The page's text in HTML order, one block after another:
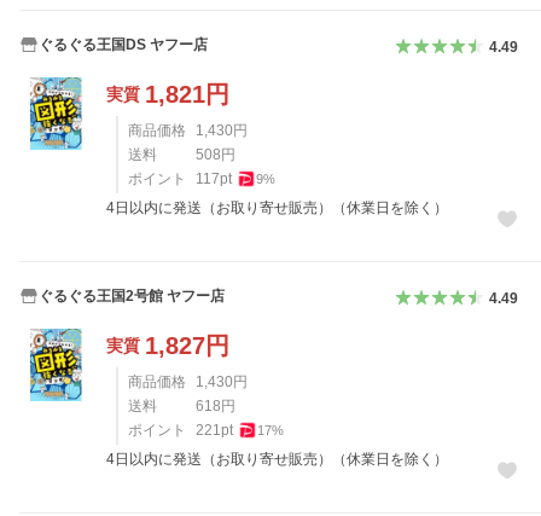
ぐるぐる王国DS ヤフー店 4.49
実質 1,821円
商品価格 1,430円
送料
508円
ポイント
117pt 9%
4日以内に発送（お取り寄せ販売）（休業日を除く）
ぐるぐる王国2号館 ヤフー店 4.49
実質 1,827円
商品価格 1,430円
送料
618円
ポイント
221 pt 17%
4日以内に発送（お取り寄せ販売）（休業日を除く）